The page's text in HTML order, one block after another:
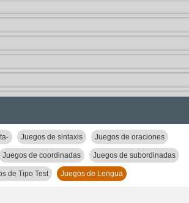
Juegos de sintaxis Juegos de oraciones
Juegos de coordinadas Juegos de subordinadas
de Tipo Test Juegos de Lengua